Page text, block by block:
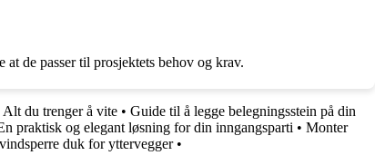
de passer til prosjektets behov og krav.
Alt du trenger å vite • Guide til å legge belegningsstein på din
praktisk og elegant løsning for din inngangsparti • Monter
duk for yttervegger•